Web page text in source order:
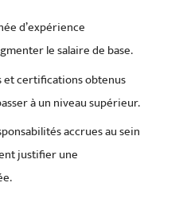
d’expérience
le salaire de base.
et certifications obtenus
à un niveau supérieur.
accrues au sein
justifier une